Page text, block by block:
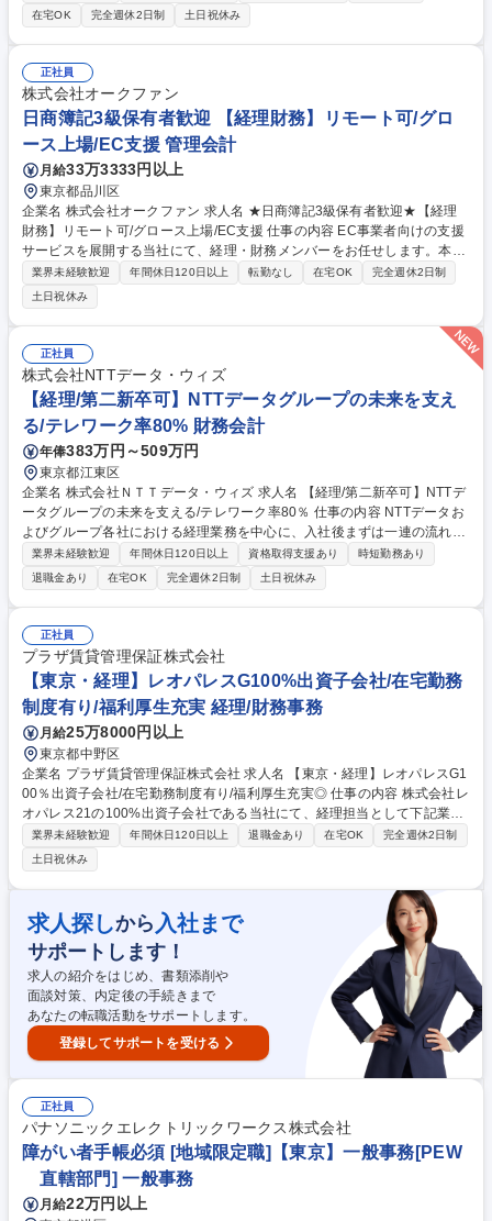
理・予算管理他 【採用背景】案件の増加に伴い、業務の効率の改善を目指
しての採用になります。チームとして自分の持っているスキル還元してい
きたい方を歓迎します。 募集職種 【経理】会社決算業務の経験を活かす/
年休126日/日立グループ/福利厚生充実◎
在宅OK
完全週休2日制 土日祝休み
正社員
株式会社オークファン
日商簿記3級保有者歓迎 【経理財務】リモート可/グロ
ース上場/EC支援 管理会計
月給33万3333円以上
東京都品川区
企業名 株式会社オークファン 求人名 ★日商簿記3級保有者歓迎★【経理
財務】リモート可/グロース上場/EC支援 仕事の内容 EC事業者向けの支援
サービスを展開する当社にて、経理・財務メンバーをお任せします。本社
の決算などの経理業務を中心に、資金調達等の財務や開示資料作成まで幅
広く担うポジションです。 ■本社・グループの月次・年次決算、仕訳入力
等の経理業務 ■会計監査および監査法人対応、会計システムのメンテナン
ス ■振込支払や日次・月次の資金繰り管理、資金計画の立案をサポート ■
金融機関との折衝、借入手続き、融資や株式発行等の資金調達を支援 ■有
価証券報告書や決算短信、株主総会招集通知などの開示資料作成 ■社内か
らの問い合わせ対応、財務・経理の業務フロー改善や効率化 募集職種 ★
日商簿記3級保有者歓迎★【経理財務】リモート可/グロース上場/EC支援
業界未経験歓迎 年間休日120日以上 転勤なし 在宅OK
完全週休2日制
土日祝休み
正社員
株式会社NTTデータ・ウィズ
【経理/第二新卒可】NTTデータグループの未来を支え
る/テレワーク率80% 財務会計
年俸383万円～509万円
東京都江東区
企業名 株式会社ＮＴＴデータ・ウィズ 求人名 【経理/第二新卒可】NTTデ
ータグループの未来を支える/テレワーク率80％ 仕事の内容 NTTデータお
よびグループ各社における経理業務を中心に、入社後まずは一連の流れを
把握していただくため、配属担当先の業務を一通りご経験いただきます。
■各種審査(受注計上/請求/支払/振替等)及び関連業務 ■債権、固定資産等の
残高管理業務 ■月次/四半期/年次決算締め、決算報告関連業務 ■年度末計算
書類作成(国内グループ会社向け) ■事業部門等からの問い合わせ対応、助
言指導 ■会計、SOX監査対応 ■経理プロセスの標準化・効率化(RPAや生成
AI等のテクノロジー活用、マニュアル等の整備更新) 募集職種 【経理/第二
新卒可】NTTデータグループの未来を支える/テレワーク率80％
業界未経験歓迎 年間休日120日以上 資格取得支援あり
時短勤務あり
退職金あり
在宅OK 完全週休2日制 土日祝休み
正社員
プラザ賃貸管理保証株式会社
【東京・経理】レオパレスG100%出資子会社/在宅勤務
制度有り/福利厚生充実 経理/財務事務
月給25万8000円以上
東京都中野区
企業名 プラザ賃貸管理保証株式会社 求人名 【東京・経理】レオパレスG1
00％出資子会社/在宅勤務制度有り/福利厚生充実◎ 仕事の内容 株式会社レ
オパレス21の100%出資子会社である当社にて、経理担当として下記業務
をお任せします。 【具体的な業務内容】 ・日常経理業務全般 ・決算業務
（月次・年次） ・税務申告 ※上記業務はご経験によっては補助業務とな
ります。40代の上長、30～40代の先輩スタッフと共に、経理実務全般を
サポート頂く立場となります。 募集職種 【東京・経理】レオパレスG10
0％出資子会社/在宅勤務制度有り/福利厚生充実◎
業界未経験歓迎 年間休日120日以上 退職金あり 在宅OK
完全週休2日制
土日祝休み
求人探しから 入社まで
サポートします！
求人の紹介をはじめ、書類添削や
面談対策、内定後の手続きまで
あなたの転職活動をサポートします。
登録してサポートを受ける
正社員
パナソニックエレクトリックワークス株式会社
障がい者手帳必須 [地域限定職]【東京】一般事務[PEW
直轄部門] 一般事務
月給22万円以上